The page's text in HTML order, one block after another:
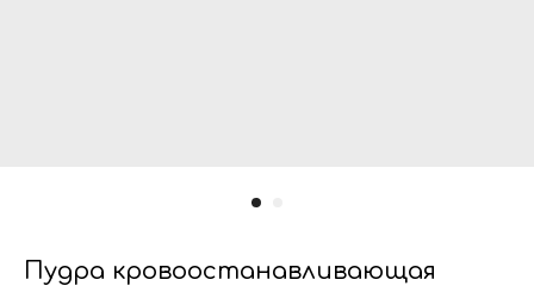
Пудра кровоостанавливающая